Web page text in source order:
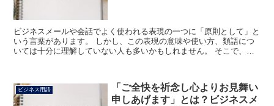
ビジネスメールや会話でよく使われる表現の一つに「原則として」と
いう言葉があります。 しかし、この表現の意味や使い方、類語につ
いては十分に理解していない人も多いかもしれません。 そこで、こ
ビジネス用語
「ご全快を祈念し心よりお見舞い
申しあげます」とは？ビジネスメ